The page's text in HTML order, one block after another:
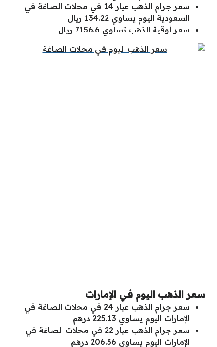
سعر جرام الذهب عيار 14 في محلات الصاغة في
السعودية اليوم يساوي 134.22 ريال
سعر أوقية الذهب تساوي 7156.6 ريال
سعر الذهب اليوم في الإمارات
سعر جرام الذهب عيار 24 في محلات الصاغة في
الإمارات اليوم يساوي 225.13 درهم
سعر جرام الذهب عيار 22 في محلات الصاغة في
الإمارات اليوم يساوي 206.36 درهم